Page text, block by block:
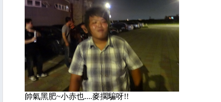
帥氣黑肥~小赤也....麥擱騙呀!!